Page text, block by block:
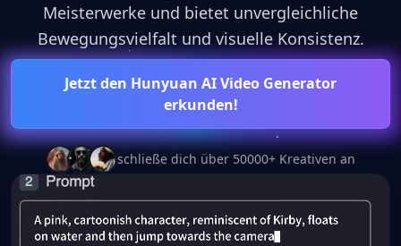
Meisterwerke und bietet unvergleichliche
Bewegungsvielfalt und visuelle Konsistenz.
Jetzt den Hunyuan AI Video Generator
erkunden!
schließe dich über 50000+ Kreativen an